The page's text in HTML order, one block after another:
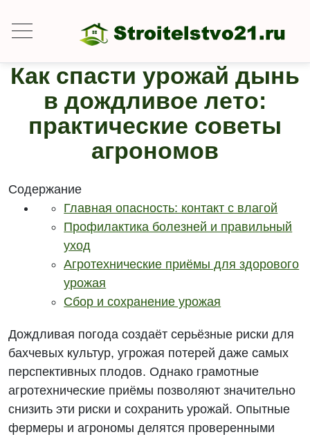
Как спасти урожай дынь
в дождливое лето:
практические советы
агрономов
Содержание
Главная опасность: контакт с влагой
Профилактика болезней и правильный
уход
Агротехнические приёмы для здорового
урожая
Сбор и сохранение урожая
Дождливая погода создаёт серьёзные риски для
бахчевых культур, угрожая потерей даже самых
перспективных плодов. Однако грамотные
агротехнические приёмы позволяют значительно
снизить эти риски и сохранить урожай. Опытные
фермеры и агрономы делятся проверенными